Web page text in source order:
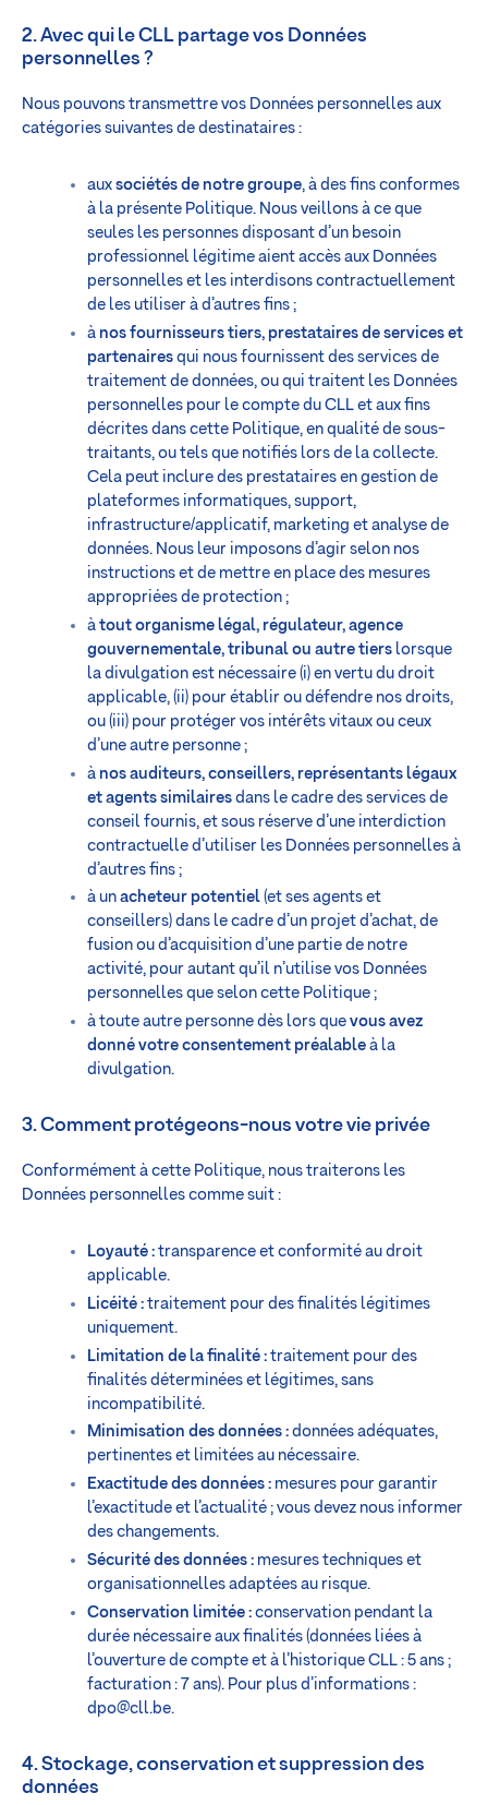
2. Avec qui le CLL partage vos Données
personnelles ?
Nous pouvons transmettre vos Données personnelles aux
catégories suivantes de destinataires :
aux sociétés de notre groupe, à des fins conformes
à la présente Politique. Nous veillons à ce que
seules les personnes disposant d’un besoin
professionnel légitime aient accès aux Données
personnelles et les interdisons contractuellement
de les utiliser à d’autres fins ;
à nos fournisseurs tiers, prestataires de services et
partenaires qui nous fournissent des services de
traitement de données, ou qui traitent les Données
personnelles pour le compte du CLL et aux fins
décrites dans cette Politique, en qualité de sous-
traitants, ou tels que notifiés lors de la collecte.
Cela peut inclure des prestataires en gestion de
plateformes informatiques, support,
infrastructure/applicatif, marketing et analyse de
données. Nous leur imposons d’agir selon nos
instructions et de mettre en place des mesures
appropriées de protection ;
à tout organisme légal, régulateur, agence
gouvernementale, tribunal ou autre tiers lorsque
la divulgation est nécessaire (i) en vertu du droit
applicable, (ii) pour établir ou défendre nos droits,
ou (iii) pour protéger vos intérêts vitaux ou ceux
d’une autre personne ;
à nos auditeurs, conseillers, représentants légaux
et agents similaires dans le cadre des services de
conseil fournis, et sous réserve d’une interdiction
contractuelle d’utiliser les Données personnelles à
d’autres fins ;
à un acheteur potentiel (et ses agents et
conseillers) dans le cadre d’un projet d’achat, de
fusion ou d’acquisition d’une partie de notre
activité, pour autant qu’il n’utilise vos Données
personnelles que selon cette Politique ;
à toute autre personne dès lors que vous avez
donné votre consentement préalable à la
divulgation.
3. Comment protégeons-nous votre vie privée
Conformément à cette Politique, nous traiterons les
Données personnelles comme suit :
Loyauté : transparence et conformité au droit
applicable.
Licéité : traitement pour des finalités légitimes
uniquement.
Limitation de la finalité : traitement pour des
finalités déterminées et légitimes, sans
incompatibilité.
Minimisation des données : données adéquates,
pertinentes et limitées au nécessaire.
Exactitude des données : mesures pour garantir
l’exactitude et l’actualité ; vous devez nous informer
des changements.
Sécurité des données : mesures techniques et
organisationnelles adaptées au risque.
Conservation limitée : conservation pendant la
durée nécessaire aux finalités (données liées à
l’ouverture de compte et à l’historique CLL : 5 ans ;
facturation : 7 ans). Pour plus d’informations :
dpo@cll.be.
4. Stockage, conservation et suppression des
données